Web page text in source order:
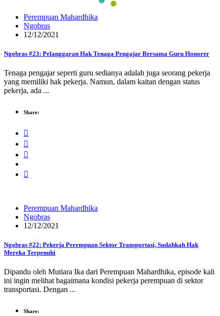
Perempuan Mahardhika
Ngobras
12/12/2021
Ngobras #23: Pelanggaran Hak Tenaga Pengajar Bersama Guru Honorer
Tenaga pengajar seperti guru sedianya adalah juga seorang pekerja
yang memiliki hak pekerja. Namun, dalam kaitan dengan status
pekerja, ada ...
Share:
Perempuan Mahardhika
Ngobras
12/12/2021
Ngobras #22: Pekerja Perempuan Sektor Transportasi, Sudahkah Hak
Mereka Terpenuhi
Dipandu oleh Mutiara Ika dari Perempuan Mahardhika, episode kali
ini ingin melihat bagaimana kondisi pekerja perempuan di sektor
transportasi. Dengan ...
Share: